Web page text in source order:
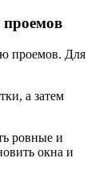
проемов. Для
а затем
ровные и
окна и